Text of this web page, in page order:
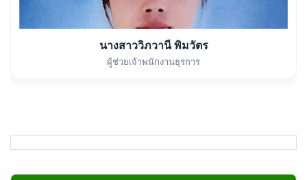
นางสาววิภวานี พิมวัตร
ผู้ช่วยเจ้าพนักงานธุรการ